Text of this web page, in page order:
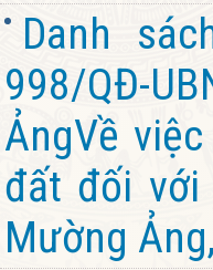
Danh
998/QĐ-
ẢngVề
đất đối với
Mường